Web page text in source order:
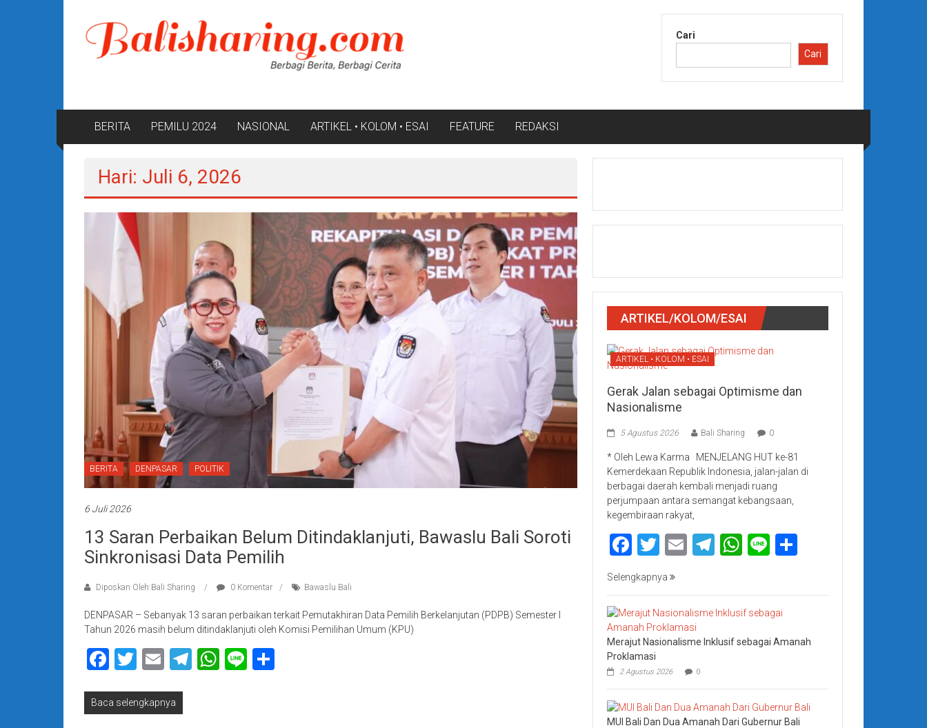
konten
Cari
Cari
BERITA PEMILU 2024 NASIONAL ARTIKEL • KOLOM • ESAI FEATURE REDAKSI
Hari: Juli 6, 2026
BERITA DENPASAR POLITIK
6 Juli 2026
13 Saran Perbaikan Belum Ditindaklanjuti, Bawaslu Bali Soroti
Sinkronisasi Data Pemilih
Diposkan Oleh:Bali Sharing 0 Komentar Bawaslu Bali
DENPASAR – Sebanyak 13 saran perbaikan terkait Pemutakhiran Data Pemilih Berkelanjutan (PDPB) Semester I
Tahun 2026 masih belum ditindaklanjuti oleh Komisi Pemilihan Umum (KPU)
Facebook
Twitter
EmailTelegram
WhatsApp
Line
Baca selengkapnya
ARTIKEL/KOLOM/ESAI
ARTIKEL • KOLOM • ESAI
Gerak Jalan sebagai Optimisme dan
Nasionalisme
5 Agustus 2026 Bali Sharing 0
* Oleh Lewa Karma MENJELANG HUT ke-81
Kemerdekaan Republik Indonesia, jalan-jalan di
berbagai daerah kembali menjadi ruang
perjumpaan antara semangat kebangsaan,
kegembiraan rakyat,
Facebook
Twitter
EmailTelegram
WhatsApp
Line
Selengkapnya
Merajut Nasionalisme Inklusif sebagai Amanah
Proklamasi
2 Agustus 2026 0
MUI Bali Dan Dua Amanah Dari Gubernur Bali